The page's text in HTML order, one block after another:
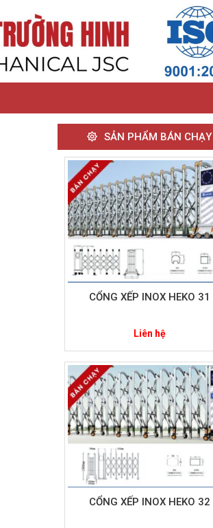
SẢN PHẨM BÁN CHẠY
CỔNG XẾP INOX HEKO 31
Liên hệ
CỔNG XẾP INOX HEKO 32